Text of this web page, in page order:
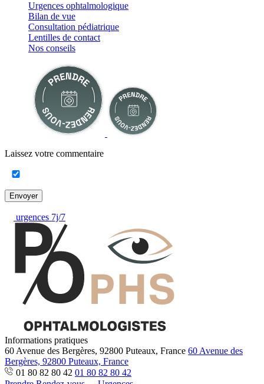
Urgences ophtalmologique
Bilan de vue
Consultation pédiatrique
Lentilles de contact
Nos conseils
Laissez votre commentaire
Envoyer
urgences 7j/7
Informations pratiques
60 Avenue des Bergères, 92800 Puteaux, France 60 Avenue des
Bergères, 92800 Puteaux, France
01 80 82 80 42 01 80 82 80 42